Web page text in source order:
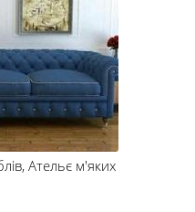
, Ательє м'яких